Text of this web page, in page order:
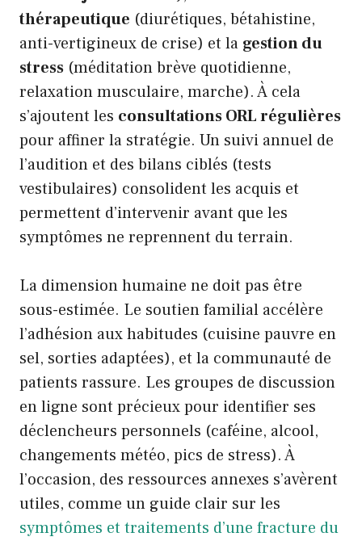
thérapeutique (diurétiques, bétahistine,
anti-vertigineux de crise) et la gestion du
stress (méditation brève quotidienne,
relaxation musculaire, marche). À cela
s’ajoutent les consultations ORL régulières
pour affiner la stratégie. Un suivi annuel de
l’audition et des bilans ciblés (tests
vestibulaires) consolident les acquis et
permettent d’intervenir avant que les
symptômes ne reprennent du terrain.
La dimension humaine ne doit pas être
sous-estimée. Le soutien familial accélère
l’adhésion aux habitudes (cuisine pauvre en
sel, sorties adaptées), et la communauté de
patients rassure. Les groupes de discussion
en ligne sont précieux pour identifier ses
déclencheurs personnels (caféine, alcool,
changements météo, pics de stress). À
l’occasion, des ressources annexes s’avèrent
utiles, comme un guide clair sur les
symptômes et traitements d’une fracture du